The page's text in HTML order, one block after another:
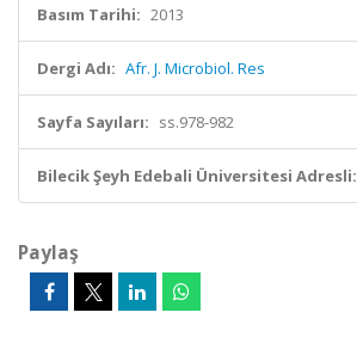
Basım Tarihi: 2013
Dergi Adı: Afr. J. Microbiol. Res
Sayfa Sayıları: ss.978-982
Bilecik Şeyh Edebali Üniversitesi Adresli:
Paylaş